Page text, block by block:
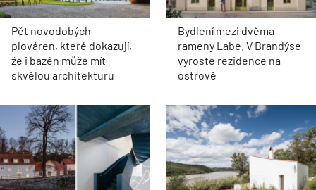
Pět novodobých
plováren, které dokazují,
že i bazén může mít
skvělou architekturu
Bydlení mezi dvěma
rameny Labe. V Brandýse
vyroste rezidence na
ostrově